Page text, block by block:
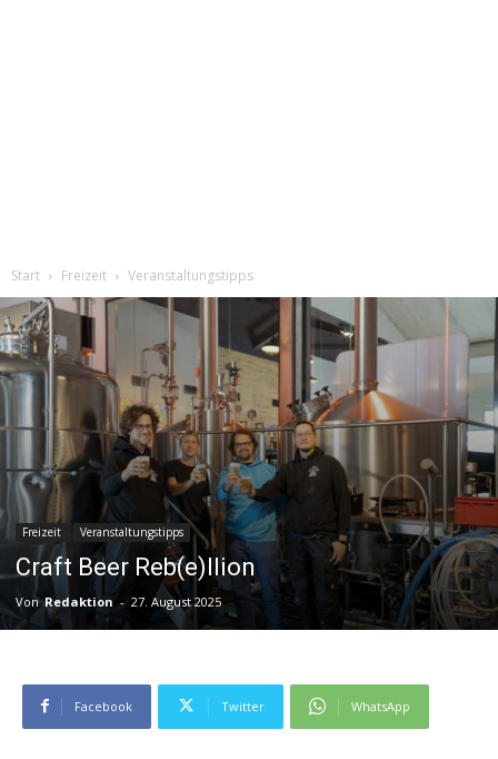
Start Freizeit Veranstaltungstipps
Freizeit Veranstaltungstipps
Craft Beer Reb(e)llion
Von Redaktion - 27. August 2025
Facebook Twitter WhatsApp